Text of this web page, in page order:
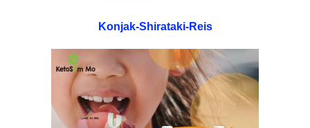
Konjak-Shirataki-Reis